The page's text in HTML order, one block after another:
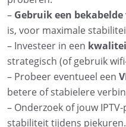
– Gebruik een
is, voor maximale
– Investeer in een
strategisch (of gebruik
– Probeer eventueel een
betere of stabielere
– Onderzoek of jouw
stabiliteit tijdens piekuren.